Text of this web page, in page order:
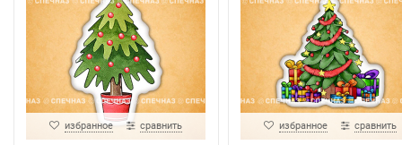
избранное сравнить избранное сравнить